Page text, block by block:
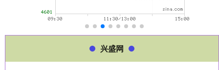
兴盛网